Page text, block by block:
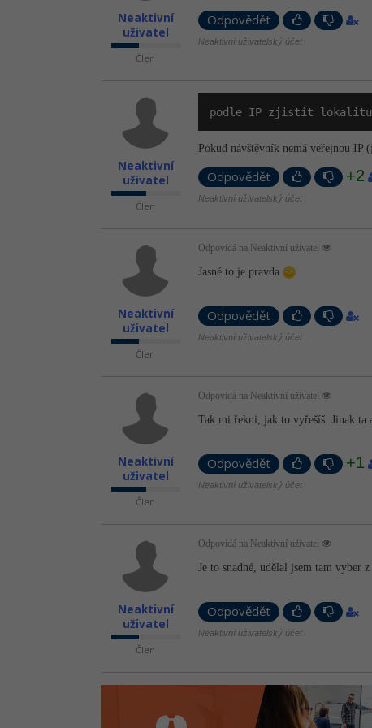
Neaktivní
uživatel
Člen
Odpovědět
Neaktivní uživatelský účet
Neaktivní
uživatel
Člen
podle IP zjistit lokalitu
Pokud návštěvník nemá veřejnou IP
Odpovědět +2
Neaktivní uživatelský účet
Neaktivní
uživatel
Člen
Odpovídá na Neaktivní uživatel
Jasné to je pravda
Odpovědět
Neaktivní uživatelský účet
Neaktivní
uživatel
Člen
Odpovídá na Neaktivní uživatel
Tak mi řekni, jak to vyřešíš. Jinak ta
Odpovědět +1
Neaktivní uživatelský účet
Neaktivní
uživatel
Člen
Odpovídá na Neaktivní uživatel
Je to snadné, udělal jsem tam vyber
Odpovědět
Neaktivní uživatelský účet